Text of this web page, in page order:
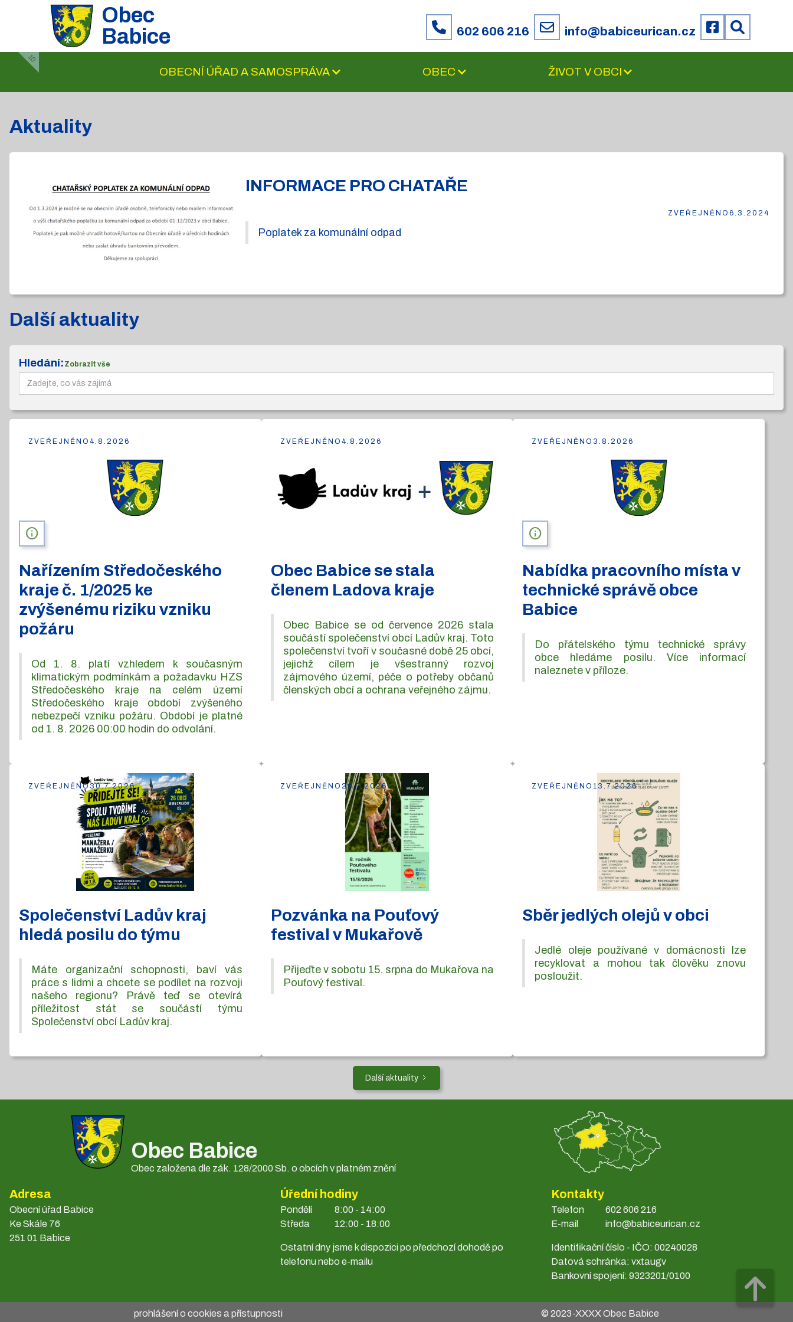
Obec
Babice
602 606 216 info@babiceurican.cz
10
OBECNÍ ÚŘAD A SAMOSPRÁVA OBEC ŽIVOT V OBCI
Aktuality
INFORMACE PRO CHATAŘE
ZVEŘEJNĚNO 6.3.2024
Poplatek za komunální odpad
Další aktuality
Hledání: Zobrazit vše
info
Nařízením Středočeského
kraje č. 1/2025 ke
zvýšenému riziku vzniku
požáru
Od 1. 8. platí vzhledem k současným
klimatickým podmínkám a požadavku HZS
Středočeského kraje na celém území
Středočeského kraje období zvýšeného
nebezpečí vzniku požáru. Období je platné
od 1. 8. 2026 00:00 hodin do odvolání.
ZVEŘEJNĚNO 4.8.2026
Obec Babice se stala
členem Ladova kraje
Obec Babice se od července 2026 stala
součástí společenství obcí Ladův kraj. Toto
společenství tvoří v současné době 25 obcí,
jejichž cílem je všestranný rozvoj
zájmového území, péče o potřeby občanů
členských obcí a ochrana veřejného zájmu.
ZVEŘEJNĚNO 4.8.2026
info
Nabídka pracovního místa v
technické správě obce
Babice
Do přátelského týmu technické správy
obce hledáme posilu. Více informací
naleznete v příloze.
ZVEŘEJNĚNO 3.8.2026
Společenství Ladův kraj
hledá posilu do týmu
Máte organizační schopnosti, baví vás
práce s lidmi a chcete se podílet na rozvoji
našeho regionu? Právě teď se otevírá
příležitost stát se součástí týmu
Společenství obcí Ladův kraj.
ZVEŘEJNĚNO30.7.2026
Pozvánka na Pouťový
festival v Mukařově
Přijeďte v sobotu 15. srpna do Mukařova na
Pouťový festival.
ZVEŘEJNĚNO 29.7.2026
Sběr jedlých olejů v obci
Jedlé oleje používané v domácnosti lze
recyklovat a mohou tak člověku znovu
posloužit.
ZVEŘEJNĚNO13.7.2026
Další aktuality
Obec Babice
Obec založena dle zák. 128/2000 Sb. o obcích v platném znění
Adresa
Obecní úřad Babice
Ke Skále 76
251 01 Babice
Úřední hodiny
Pondělí
Středa
8:00 - 14:00
12:00 - 18:00
Ostatní dny jsme k dispozici po předchozí dohodě po
telefonu nebo e-mailu
Kontakty
Telefon
E-mail
602 606 216
info@babiceurican.cz
Identifikační číslo - IČO: 00240028
Datová schránka: vxtaugv
Bankovní spojení: 9323201/0100
prohlášení o cookies a přístupnosti © 2023-XXXX Obec Babice